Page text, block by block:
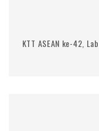
KTT ASEAN ke-42,